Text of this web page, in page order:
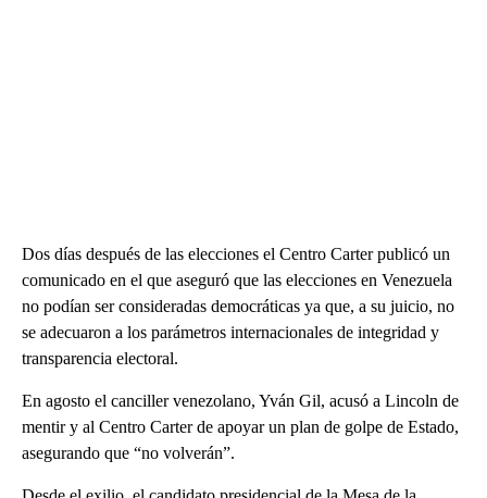
Dos días después de las elecciones el Centro Carter publicó un
comunicado en el que aseguró que las elecciones en Venezuela
no podían ser consideradas democráticas ya que, a su juicio, no
se adecuaron a los parámetros internacionales de integridad y
transparencia electoral.
En agosto el canciller venezolano, Yván Gil, acusó a Lincoln de
mentir y al Centro Carter de apoyar un plan de golpe de Estado,
asegurando que “no volverán”.